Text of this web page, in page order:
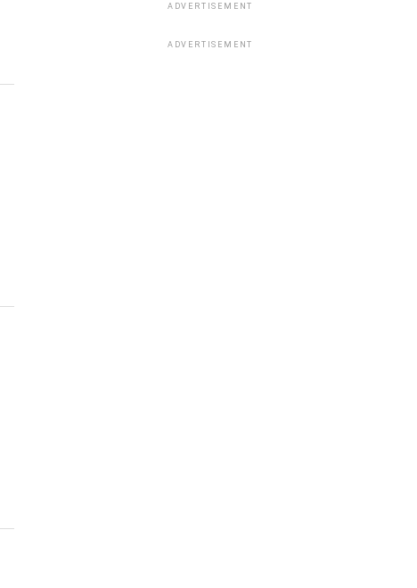
ADVERTISEMENT
ADVERTISEMENT